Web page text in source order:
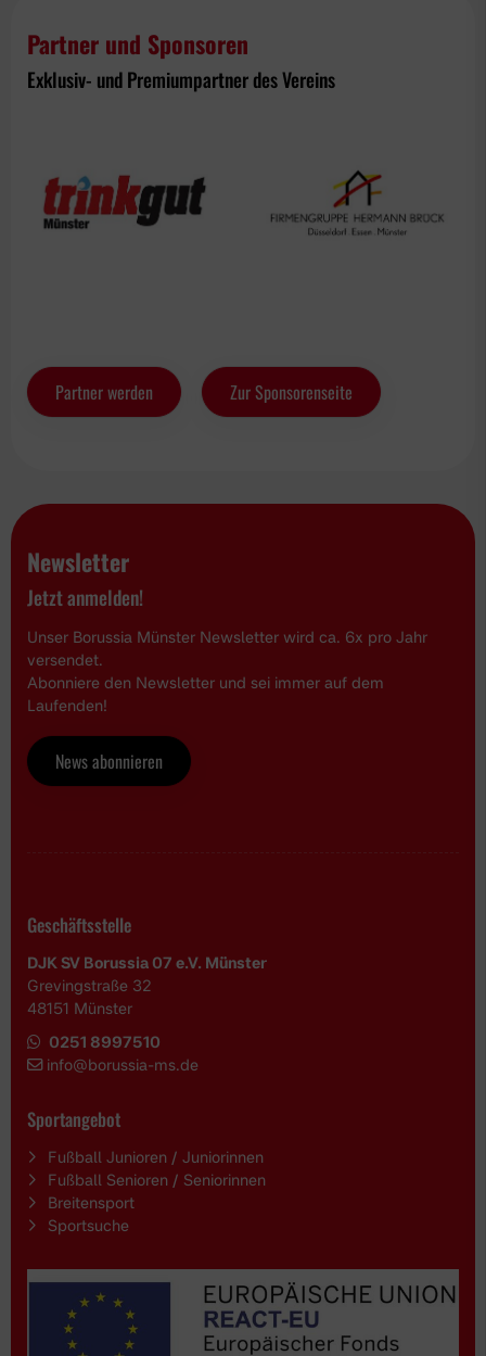
Partner und Sponsoren
Exklusiv- und Premiumpartner des Vereins
Partner werden Zur Sponsorenseite
Newsletter
Jetzt anmelden!
Unser Borussia Münster Newsletter wird ca. 6x pro Jahr
versendet.
Abonniere den Newsletter und sei immer auf dem
Laufenden!
News abonnieren
Geschäftsstelle
DJK SV Borussia 07 e.V. Münster
Grevingstraße 32
48151 Münster
0251 8997510
info@borussia-ms.de
Sportangebot
Fußball Junioren / Juniorinnen
Fußball Senioren / Seniorinnen
Breitensport
Sportsuche